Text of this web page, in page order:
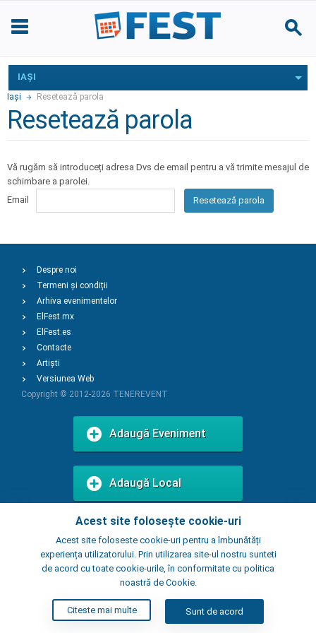
IAŞI
Iaşi Resetează parola
Resetează parola
Vă rugăm să introduceți adresa Dvs de email pentru a vă trimite mesajul de
schimbare a parolei.
Email
Resetează parola
Acest site folosește cookie-uri
Acest site foloseste cookie-uri pentru a îmbunătăți
experiența utilizatorului. Prin utilizarea site-ul nostru sunteti
de acord cu toate cookie-urile, în conformitate cu politica
noastră de Cookie.
Citeste mai multe Sunt de acord
Despre noi
Termeni și condiții
Arhiva evenimentelor
ElFest.mx
ElFest.es
Contacte
Artiști
Versiunea Web
Copyright © 2012-2026 TENEREVENT
Adaugă Eveniment
Adaugă Local